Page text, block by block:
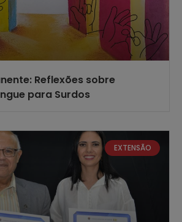
Reflexões sobre
para Surdos
EXTENSÃO